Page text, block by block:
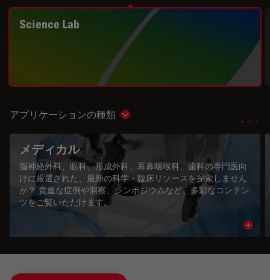
Science Lab
アプリケーションの種類 Show subnavigation
メディカル
脳神経外科、眼科、形成外科、耳鼻咽喉科、歯科の専門医向
けに厳選された、最新の科学・臨床リソースを探索しません
か？ 貴重な症例や洞察、シンポジウムなど、多彩なコンテン
ツをご覧いただけます。